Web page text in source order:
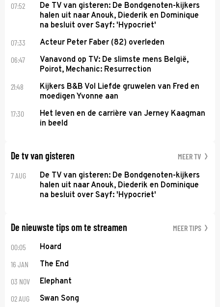
07:52
De TV van gisteren: De Bondgenoten-kijkers
halen uit naar Anouk, Diederik en Dominique
na besluit over Sayf: 'Hypocriet'
07:33 Acteur Peter Faber (82) overleden
06:47
Vanavond op TV: De slimste mens België,
Poirot, Mechanic: Resurrection
21:48
Kijkers B&B Vol Liefde gruwelen van Fred en
moedigen Yvonne aan
17:30
Het leven en de carrière van Jerney Kaagman
in beeld
De tv van gisteren MEER TV
7 AUG
De TV van gisteren: De Bondgenoten-kijkers
halen uit naar Anouk, Diederik en Dominique
na besluit over Sayf: 'Hypocriet'
De nieuwste tips om te streamen MEER TIPS
00:05 Hoard
16 JAN The End
03 NOV Elephant
02 AUG Swan Song